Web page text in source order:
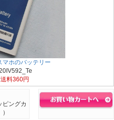
マホのバッテリー
送料360円
ピングカ